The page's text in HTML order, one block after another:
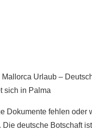
Urlaub –
sich in Palma
Dokumente fehlen
. Die deutsche Botschaft